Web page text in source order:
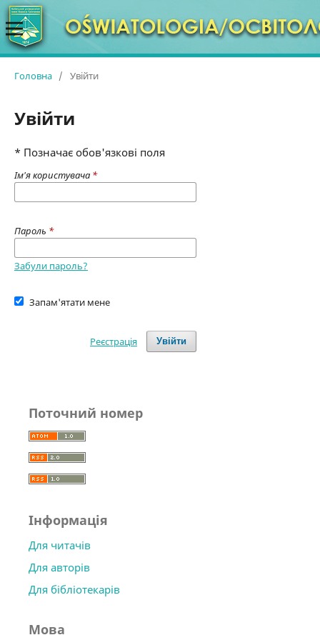
Головна / Увійти
Увійти
* Позначає обов'язкові поля
Ім'я користувача *
Пароль *
Забули пароль?
Запам'ятати мене
Увійти
Реєстрація
Поточний номер
Інформація
Для читачів
Для авторів
Для бібліотекарів
Мова